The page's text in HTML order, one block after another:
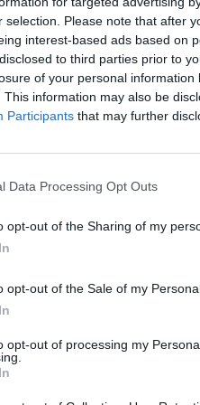
selection. Please note that after
interest-based ads based on
to third parties prior to
of your personal information
This information may also be
Participants that may further
Data Processing Opt Outs
opt-out of the Sharing of my
opt-out of the Sale of my
opt-out of processing my
Dar vienoje
laikų karščio
pasiekė 41,4 laipsnio
Žinios | Pasaulis
L. Kontrimas, A.
Laidos | Lietuva